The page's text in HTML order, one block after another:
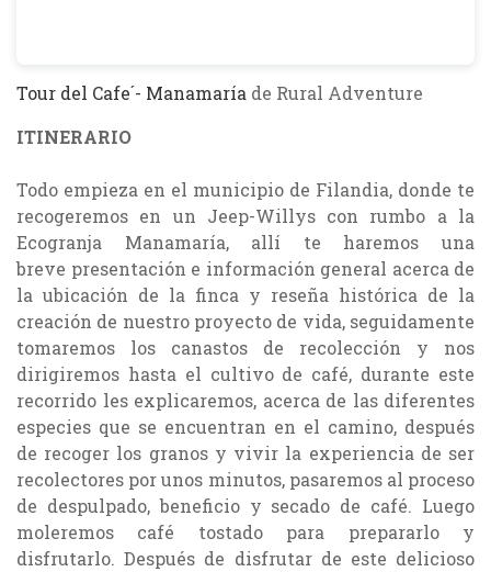
Tour del Cafe´- Manamaría de Rural Adventure
ITINERARIO
Todo empieza en el municipio de Filandia, donde te
recogeremos en un Jeep-Willys con rumbo a la
Ecogranja Manamaría, allí te haremos una
breve presentación e información general acerca de
la ubicación de la finca y reseña histórica de la
creación de nuestro proyecto de vida, seguidamente
tomaremos los canastos de recolección y nos
dirigiremos hasta el cultivo de café, durante este
recorrido les explicaremos, acerca de las diferentes
especies que se encuentran en el camino, después
de recoger los granos y vivir la experiencia de ser
recolectores por unos minutos, pasaremos al proceso
de despulpado, beneficio y secado de café. Luego
moleremos café tostado para prepararlo y
disfrutarlo. Después de disfrutar de este delicioso